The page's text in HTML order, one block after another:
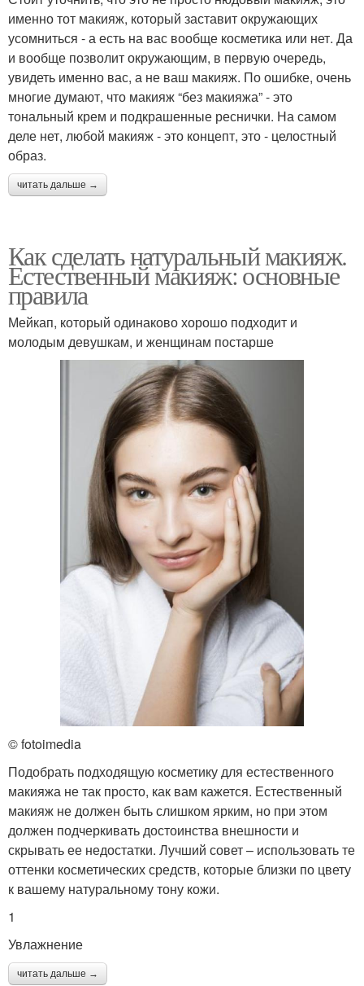
именно тот макияж, который заставит окружающих
усомниться - а есть на вас вообще косметика или нет. Да
и вообще позволит окружающим, в первую очередь,
увидеть именно вас, а не ваш макияж. По ошибке, очень
многие думают, что макияж “без макияжа” - это
тональный крем и подкрашенные реснички. На самом
деле нет, любой макияж - это концепт, это - целостный
образ.
читать дальше →
Как сделать натуральный макияж.
Естественный макияж: основные
правила
Мейкап, который одинаково хорошо подходит и
молодым девушкам, и женщинам постарше
© fotoimedia
Подобрать подходящую косметику для естественного
макияжа не так просто, как вам кажется. Естественный
макияж не должен быть слишком ярким, но при этом
должен подчеркивать достоинства внешности и
скрывать ее недостатки. Лучший совет – использовать те
оттенки косметических средств, которые близки по цвету
к вашему натуральному тону кожи.
1
Увлажнение
читать дальше →